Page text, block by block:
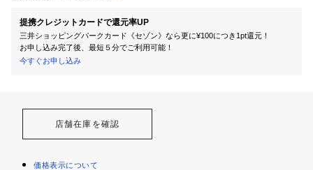
提携クレジットカードで還元率UP
三井ショッピングパークカード《セゾン》なら更に¥100につき1pt還元！
お申し込み完了後、最短５分でご利用可能！
今すぐお申し込み
店舗在庫を確認
価格表示について